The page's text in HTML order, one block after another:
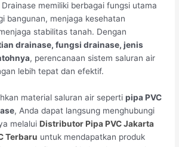
memiliki berbagai fungsi utama
bangunan, menjaga kesehatan
stabilitas tanah. Dengan
drainase, fungsi drainase, jenis
, perencanaan sistem saluran air
lebih tepat dan efektif.
material saluran air sepertipipa PVC
, Anda dapat langsung menghubungi
melaluiDistributor Pipa PVC Jakarta
Terbaru untuk mendapatkan produk